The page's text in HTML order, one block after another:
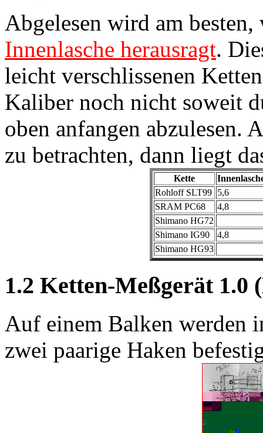
Abgelesen wird am
Innenlasche herausragt.
leicht verschlissenen
Kaliber noch nicht soweit
oben anfangen abzulesen.
zu betrachten, dann liegt
Kette
Rohloff SLT99
5,6
SRAM PC68
4,8
Shimano HG72
Shimano IG90
4,8
Shimano HG93
1.2 Ketten-Meßgerät 1.0
Auf einem Balken werden
zwei paarige Haken